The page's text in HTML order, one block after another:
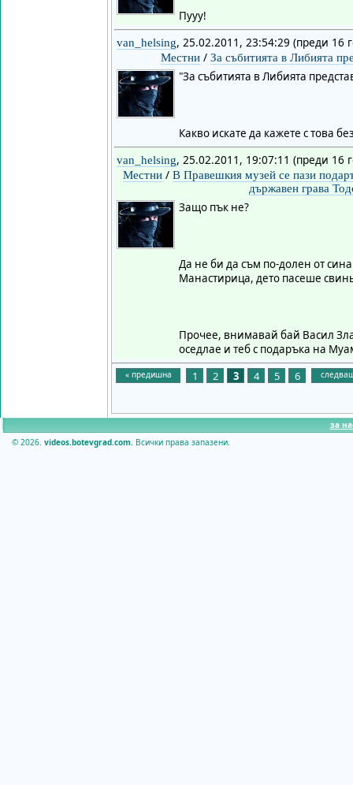
Пууу!
van_helsing, 25.02.2011, 23:54:29 (преди 16
Местни/ За събитията в Либията
"За събитията в Либията
Какво искате да кажете с това
van_helsing, 25.02.2011, 19:07:11 (преди 16
Местни/ В Правешкия музей се пази
държавен грава
Защо пък не?
Да не би да съм по-долен от
Манастирица, дето пасеше
Прочее, внимавай бай Васил
оседлае и теб с подаръка на
« предишна 1 2 3 4 5 6
за
© 2026. videos.botevgrad.com. Всички права запазени.